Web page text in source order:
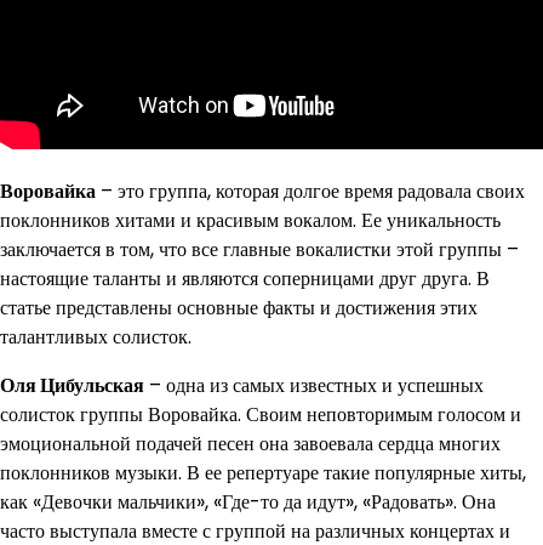
Воровайка – это группа, которая долгое время радовала своих
поклонников хитами и красивым вокалом. Ее уникальность
заключается в том, что все главные вокалистки этой группы –
настоящие таланты и являются соперницами друг друга. В
статье представлены основные факты и достижения этих
талантливых солисток.
Оля Цибульская – одна из самых известных и успешных
солисток группы Воровайка. Своим неповторимым голосом и
эмоциональной подачей песен она завоевала сердца многих
поклонников музыки. В ее репертуаре такие популярные хиты,
как «Девочки мальчики», «Где-то да идут», «Радовать». Она
часто выступала вместе с группой на различных концертах и